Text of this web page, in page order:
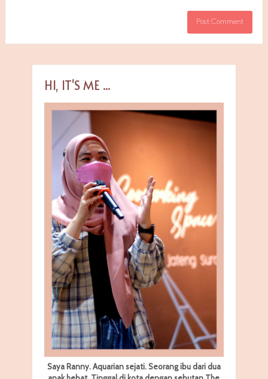
HI, IT'S ME ...
Saya Ranny. Aquarian sejati. Seorang ibu dari dua